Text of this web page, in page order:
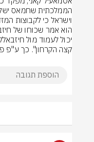
קצה הקרחון". כך ע"פ